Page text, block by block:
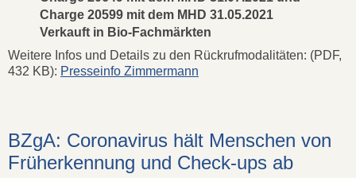
Charge 20599 mit dem MHD 31.05.2021
Verkauft in Bio-Fachmärkten
Weitere Infos und Details zu den Rückrufmodalitäten: (PDF,
432 KB): Presseinfo Zimmermann
BZgA: Coronavirus hält Menschen von
Früherkennung und Check-ups ab